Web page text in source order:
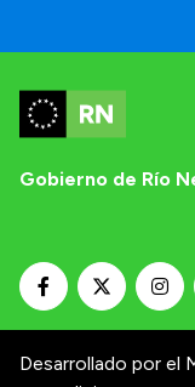
Gobierno de Río
Desarrollado por el